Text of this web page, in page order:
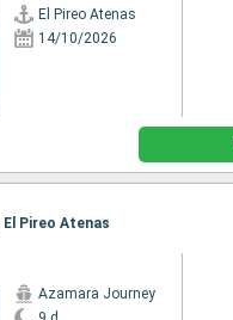
El Pireo Atenas
14/10/2026
Pireo Atenas
Azamara Journey